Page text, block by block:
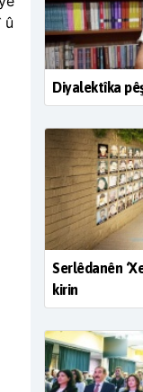
û
Diyalektîka
Serlêdanên
kirin